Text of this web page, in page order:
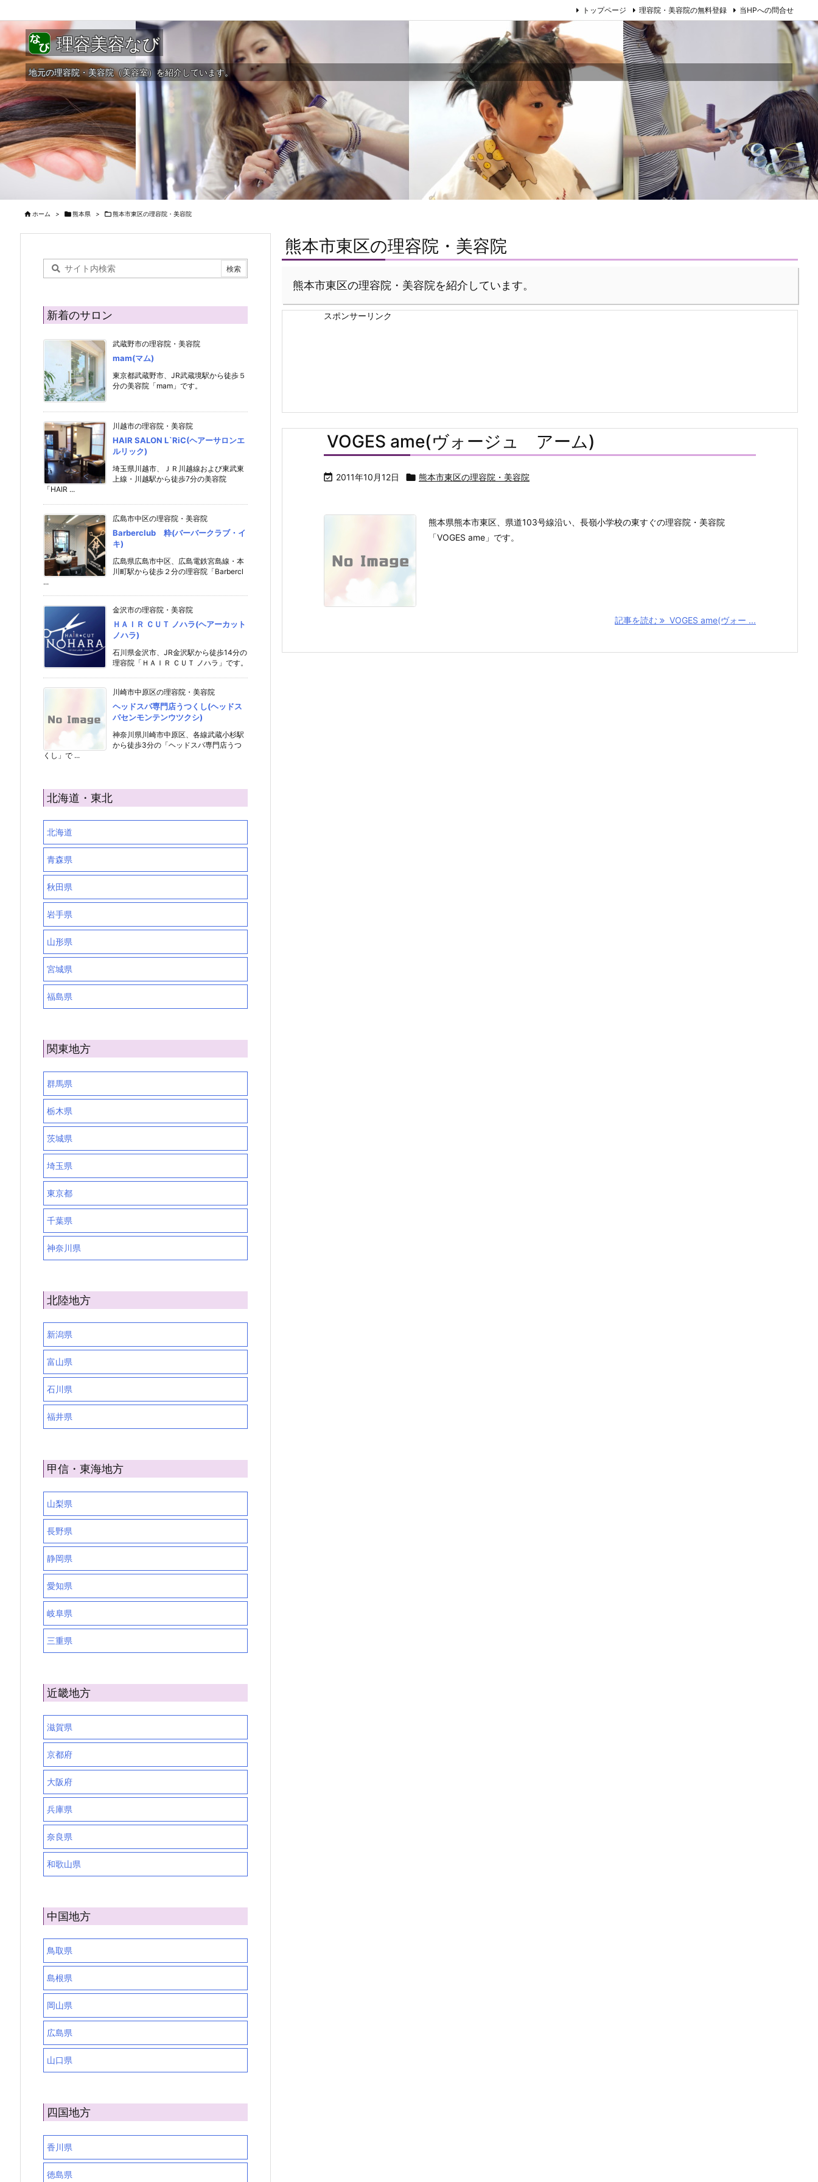
トップページ 理容院・美容院の無料登録 当HPへの問合せ
理容美容なび
地元の理容院・美容院（美容室）を紹介しています。
 ホーム > 熊本県 > 熊本市東区の理容院・美容院
熊本市東区の理容院・美容院
熊本市東区の理容院・美容院を紹介しています。
スポンサーリンク
VOGES ame(ヴォージュ アーム)
 2011年10月12日  熊本市東区の理容院・美容院
熊本県熊本市東区、県道103号線沿い、長嶺小学校の東すぐの理容院・美容院
「VOGES ame」です。
記事を読む VOGES ame(ヴォー ...
新着のサロン
武蔵野市の理容院・美容院
mam(マム)
東京都武蔵野市、JR武蔵境駅から徒歩５
分の美容院「mam」です。
川越市の理容院・美容院
HAIR SALON L`RiC(ヘアーサロンエ
ルリック)
埼玉県川越市、ＪＲ川越線および東武東
上線・川越駅から徒歩7分の美容院
「HAIR ...
広島市中区の理容院・美容院
Barberclub 粋(バーバークラブ・イ
キ)
広島県広島市中区、広島電鉄宮島線・本
川町駅から徒歩２分の理容院「Barbercl
...
金沢市の理容院・美容院
ＨＡＩＲ ＣＵＴ ノハラ(ヘアーカット
ノハラ)
石川県金沢市、JR金沢駅から徒歩14分の
理容院「ＨＡＩＲ ＣＵＴ ノハラ」です。
川崎市中原区の理容院・美容院
ヘッドスパ専門店うつくし(ヘッドス
パセンモンテンウツクシ)
神奈川県川崎市中原区、各線武蔵小杉駅
から徒歩3分の「ヘッドスパ専門店うつ
くし」で ...
北海道・東北
北海道
青森県
秋田県
岩手県
山形県
宮城県
福島県
関東地方
群馬県
栃木県
茨城県
埼玉県
東京都
千葉県
神奈川県
北陸地方
新潟県
富山県
石川県
福井県
甲信・東海地方
山梨県
長野県
静岡県
愛知県
岐阜県
三重県
近畿地方
滋賀県
京都府
大阪府
兵庫県
奈良県
和歌山県
中国地方
鳥取県
島根県
岡山県
広島県
山口県
四国地方
香川県
徳島県